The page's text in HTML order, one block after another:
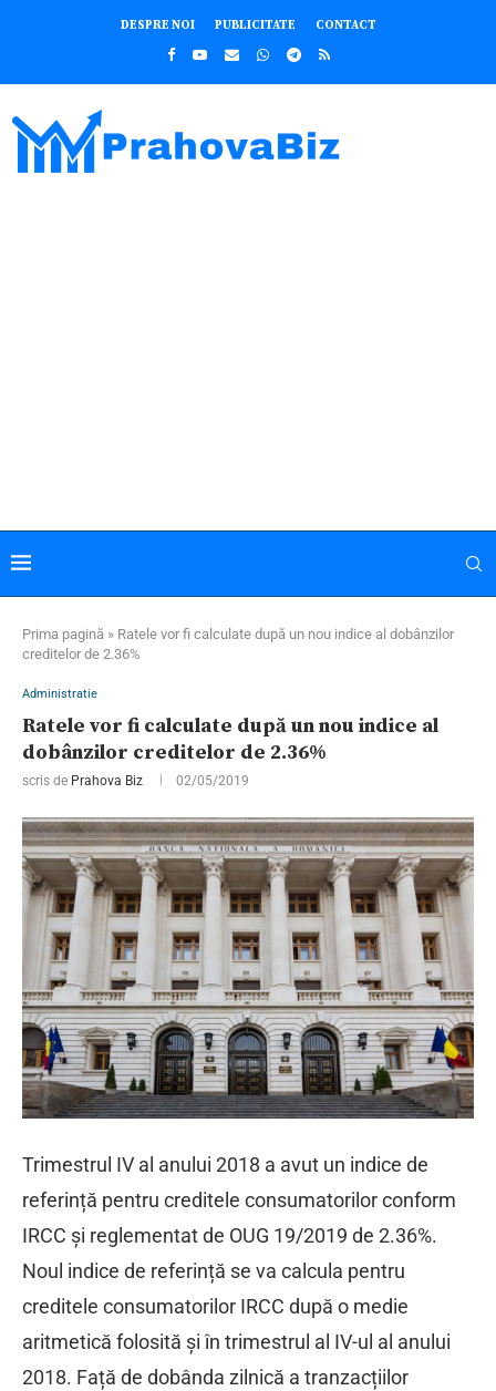
DESPRE NOI PUBLICITATE CONTACT
Prima pagină » Ratele vor fi calculate după un nou indice al dobânzilor
creditelor de 2.36%
Administratie
Ratele vor fi calculate după un nou indice al
dobânzilor creditelor de 2.36%
scris de Prahova Biz 02/05/2019
Trimestrul IV al anului 2018 a avut un indice de
referință pentru creditele consumatorilor conform
IRCC și reglementat de OUG 19/2019 de 2.36%.
Noul indice de referință se va calcula pentru
creditele consumatorilor IRCC după o medie
aritmetică folosită și în trimestrul al IV-ul al anului
2018. Față de dobânda zilnică a tranzacțiilor